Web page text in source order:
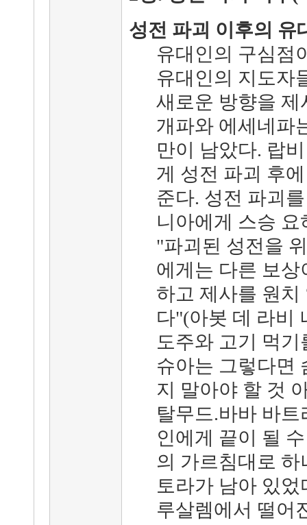
성전 파괴 이후의 유
유대인의 구심점
유대인의 지도자
새로운 방향을 제
개파와 에세네파
만이 남았다. 랍
게 성전 파괴 후
준다. 성전 파괴
니아에게 스승
"파괴된 성전을
에게는 다른 보
하고 제사를 원치
다"(아봇 데 라비
도주와 고기 먹
슈아는 그렇다면
지 말아야 할 것
탈무드.바바 바트
인에게 끝이 될
의 가르침대로
토라가 남아 있
루살렘에서 떨어